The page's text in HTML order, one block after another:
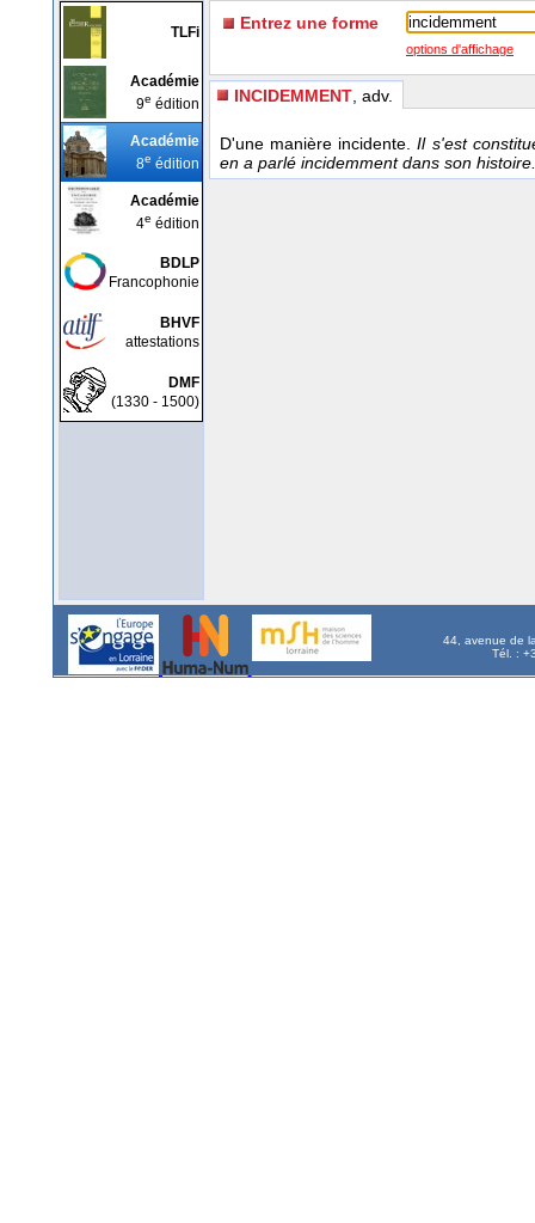
TLFi
Académie
9e édition
Académie
8e édition
Académie
4e édition
BDLP
Francophonie
BHVF
attestations
DMF
(1330 - 1500)
Entrez une forme
options d'affichage
INCIDEMMENT , adv.
D'une manière incidente.Il s'est
en a parlé incidemment dans son histoire.
44, avenue de
Tél. :